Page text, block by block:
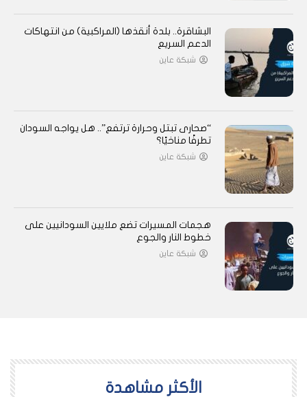
البشاقرة.. بلدة أنقذها (المراكبية) من انتهاكات
الدعم السريع
شبكة عاين
“صحارى تبتل وحرارة ترتفع”.. هل يواجه السودان
تطرفًا مناخيًا؟
شبكة عاين
هجمات المسيرات تضع ملايين السودانيين على
خطوط النار والجوع
شبكة عاين
اﻷكثر مشاهدة